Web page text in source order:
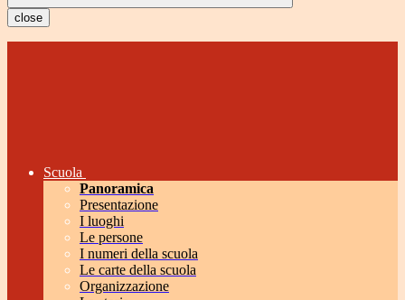
close
Scuola
Panoramica
Presentazione
I luoghi
Le persone
I numeri della scuola
Le carte della scuola
Organizzazione